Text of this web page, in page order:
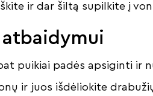
ir dar šiltą supilkite į
atbaidymui
puikiai padės apsiginti ir
ir juos išdėliokite